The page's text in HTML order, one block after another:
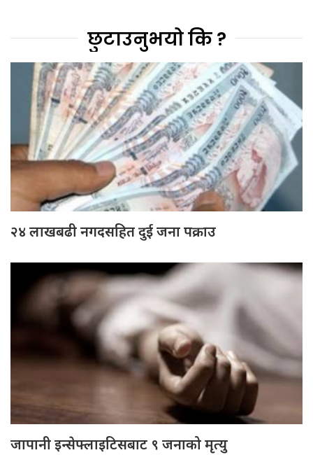
छुटाउनुभयो कि ?
२४ लाखबढी नगदसहित दुई जना पक्राउ
जापानी इन्सेफ्लाइटिसबाट ९ जनाको मृत्यु